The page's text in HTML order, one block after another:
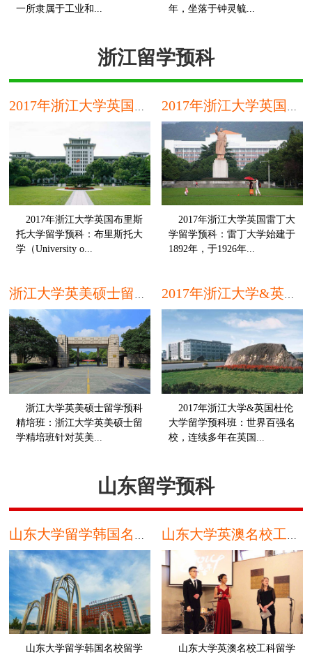
一所隶属于工业和...
年，坐落于钟灵毓...
浙江留学预科
2017年浙江大学英国布里斯
托大学留学预科：布里斯托大
学（University o...
2017年浙江大学英国雷丁大
学留学预科：雷丁大学始建于
1892年，于1926年...
浙江大学英美硕士留学预科精培班
浙江大学英美硕士留学预科
精培班：浙江大学英美硕士留
学精培班针对英美...
2017年浙江大学&英国杜伦大学留学预科班
2017年浙江大学&英国杜伦
大学留学预科班：世界百强名
校，连续多年在英国...
山东留学预科
山东大学留学韩国名校留学
山东大学英澳名校工科留学